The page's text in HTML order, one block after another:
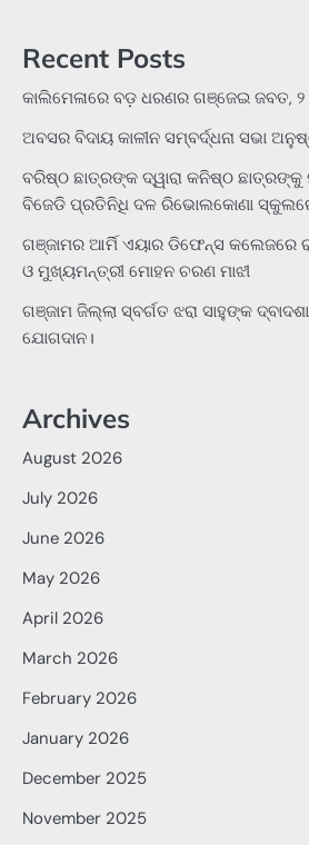
Recent Posts
କାଲିମେଳାରେ ବଡ଼ ଧରଣର ଗଞ୍ଜେଇ
ଅବସର ବିଦାୟ କାଳୀନ ସମ୍ବର୍ଦ୍ଧନା ସଭା
ବରିଷ୍ଠ ଛାତ୍ରଙ୍କ ଦ୍ୱାରା କନିଷ୍ଠ ଛାତ୍ରଙ୍କୁ
ବିଜେଡି ପ୍ରତିନିଧି ଦଳ ରିଭୋଲକୋଣା
ଗଞ୍ଜାମର ଆର୍ମି ଏୟାର ଡିଫେନ୍ସ କଲେଜରେ
ଓ ମୁଖ୍ୟମନ୍ତ୍ରୀ ମୋହନ ଚରଣ ମାଝୀ
ଗଞ୍ଜାମ ଜିଲ୍ଲା ସ୍ବର୍ଗତ ଝରା ସାହୁଙ୍କ
ଯୋଗଦାନ।
Archives
August 2026
July 2026
June 2026
May 2026
April 2026
March 2026
February 2026
January 2026
December 2025
November 2025